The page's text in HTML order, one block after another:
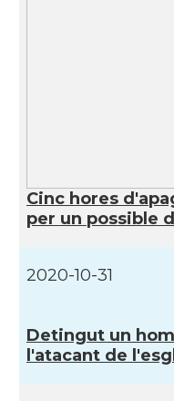
Casal
Casal
Casal
Cinc hores
per un possible
2020-10-31
Detingut un
l'atacant de